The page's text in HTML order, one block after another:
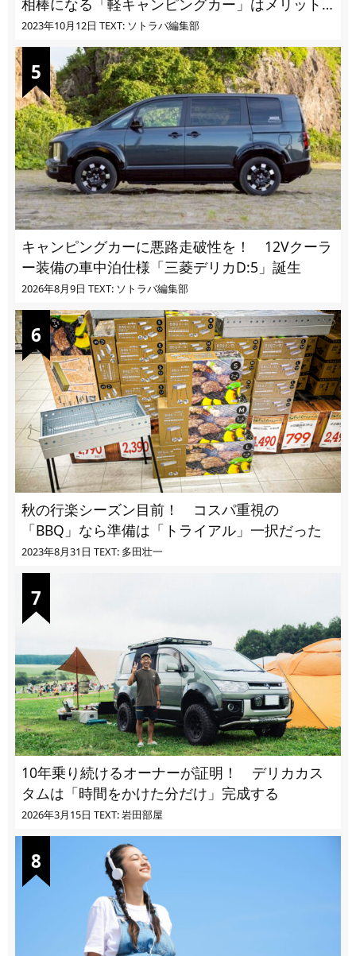
相棒になる「軽キャンピングカー」はメリット
ばかり
2023年10月12日 TEXT: ソトラバ編集部
キャンピングカーに悪路走破性を！ 12Vクーラ
ー装備の車中泊仕様「三菱デリカD:5」誕生
2026年8月9日 TEXT: ソトラバ編集部
秋の行楽シーズン目前！ コスパ重視の
「BBQ」なら準備は「トライアル」一択だった
2023年8月31日 TEXT: 多田壮一
10年乗り続けるオーナーが証明！ デリカカス
タムは「時間をかけた分だけ」完成する
2026年3月15日 TEXT: 岩田部屋